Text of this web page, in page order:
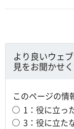
より良いウェ
見をお聞かせ
このページの情
1：役に立っ
3：役に立た